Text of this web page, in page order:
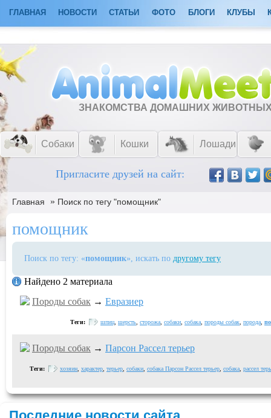
ГЛАВНАЯ НОВОСТИ СТАТЬИ ФОТО БЛОГИ КЛУБЫ
ЗНАКОМСТВА ДОМАШНИХ
Собаки Кошки Лошади
Пригласите друзей на сайт:
Главная » Поиск по тегу "помощник"
помощник
Поиск по тегу: «помощник», искать по другому тегу
Найдено 2 материала
Породы собак → Евразиер
Теги: шпиц шерсть сторожа собаки собака породы собак порода
Породы собак → Парсон Рассел терьер
Теги: хозяин характер терьер собаки собака Парсон Рассел терьер собака рассел